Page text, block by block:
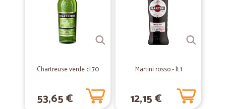
—Roberto G.
come Amazon
05/01/2019
— Cristina B.
Chartreuse verde cl.70
53,65 €
Martini rosso - lt.1
12,15 €